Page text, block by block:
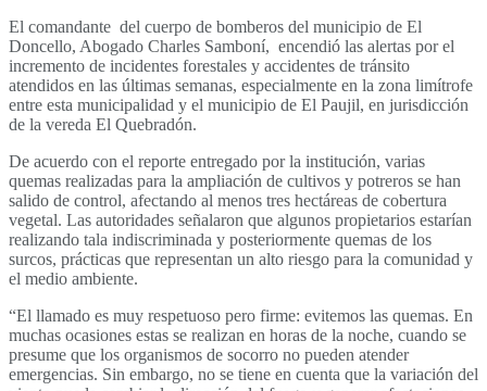
El comandante del cuerpo de bomberos del municipio de El
Doncello, Abogado Charles Samboní, encendió las alertas por el
incremento de incidentes forestales y accidentes de tránsito
atendidos en las últimas semanas, especialmente en la zona limítrofe
entre esta municipalidad y el municipio de El Paujil, en jurisdicción
de la vereda El Quebradón.
De acuerdo con el reporte entregado por la institución, varias
quemas realizadas para la ampliación de cultivos y potreros se han
salido de control, afectando al menos tres hectáreas de cobertura
vegetal. Las autoridades señalaron que algunos propietarios estarían
realizando tala indiscriminada y posteriormente quemas de los
surcos, prácticas que representan un alto riesgo para la comunidad y
el medio ambiente.
“El llamado es muy respetuoso pero firme: evitemos las quemas. En
muchas ocasiones estas se realizan en horas de la noche, cuando se
presume que los organismos de socorro no pueden atender
emergencias. Sin embargo, no se tiene en cuenta que la variación del